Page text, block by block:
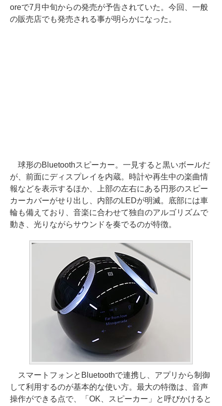
oreで7月中旬からの発売が予告されていた。今回、一般
の販売店でも発売される事が明らかになった。
球形のBluetoothスピーカー。一見すると黒いボールだ
が、前面にディスプレイを内蔵。時計や再生中の楽曲情
報などを表示するほか、上部の左右にある円形のスピー
カーカバーがせり出し、内部のLEDが明滅。底部には車
輪も備えており、音楽に合わせて独自のアルゴリズムで
動き、光りながらサウンドを奏でるのが特徴。
スマートフォンとBluetoothで連携し、アプリから制御
して利用するのが基本的な使い方。最大の特徴は、音声
操作ができる点で、「OK、スピーカー」と呼びかけると